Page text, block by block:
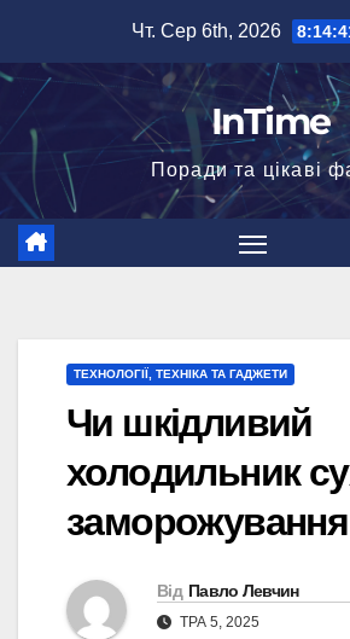
вмісту
Чт. Сер 6th, 2026
InTime
Поради та цікаві
ТЕХНОЛОГІЇ, ТЕХНІКА ТА ГАДЖЕТИ
Чи шкідливий
холодильник
заморожування
Від Павло Левчин
ТРА 5, 2025